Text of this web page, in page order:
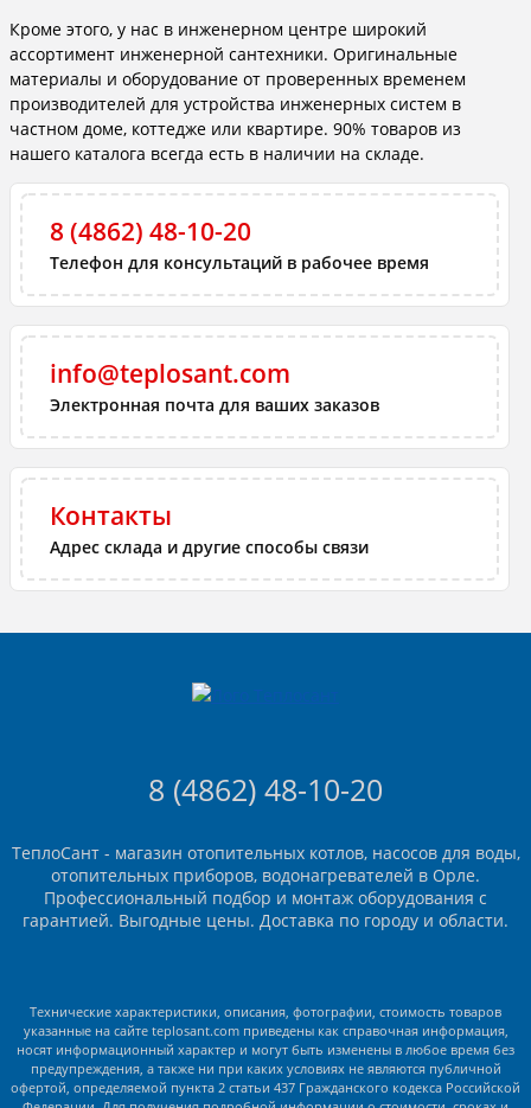
Кроме этого, у нас в инженерном центре широкий
ассортимент инженерной сантехники. Оригинальные
материалы и оборудование от проверенных временем
производителей для устройства инженерных систем в
частном доме, коттедже или квартире. 90% товаров из
нашего каталога всегда есть в наличии на складе.
8 (4862) 48-10-20
Телефон для консультаций в рабочее время
info@teplosant.com
Электронная почта для ваших заказов
Контакты
Адрес склада и другие способы связи
8 (4862) 48-10-20
ТеплоСант - магазин отопительных котлов, насосов для воды,
отопительных приборов, водонагревателей в Орле.
Профессиональный подбор и монтаж оборудования с
гарантией. Выгодные цены. Доставка по городу и области.
Технические характеристики, описания, фотографии, стоимость товаров
указанные на сайте teplosant.com приведены как справочная информация,
носят информационный характер и могут быть изменены в любое время без
предупреждения, а также ни при каких условиях не являются публичной
офертой, определяемой пункта 2 статьи 437 Гражданского кодекса Российской